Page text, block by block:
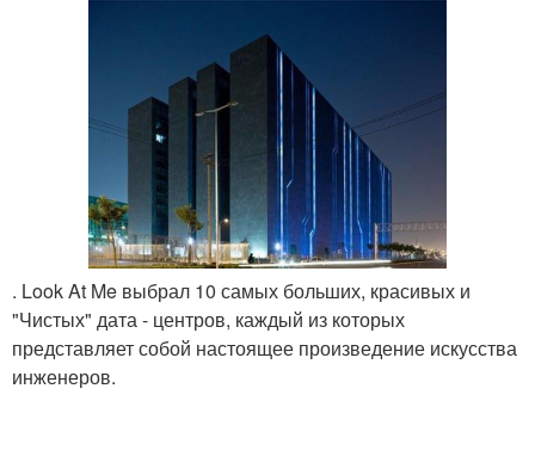
. Look At Me выбрал 10 самых больших, красивых и
"Чистых" дата - центров, каждый из которых
представляет собой настоящее произведение искусства
инженеров.